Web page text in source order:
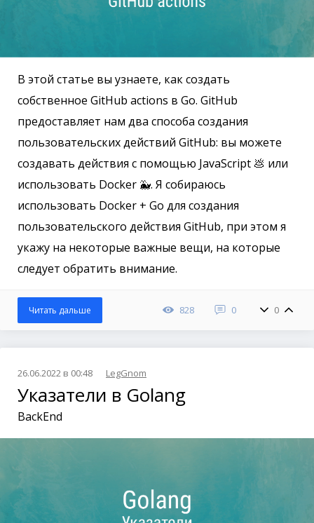
В этой статье вы узнаете, как создать
собственное GitHub actions в Go. GitHub
предоставляет нам два способа создания
пользовательских действий GitHub: вы можете
создавать действия с помощью JavaScript 💩 или
использовать Docker 🐳. Я собираюсь
использовать Docker + Go для создания
пользовательского действия GitHub, при этом я
укажу на некоторые важные вещи, на которые
следует обратить внимание.
828 0 0
Читать дальше
26.06.2022 в 00:48 LegGnom
Указатели в Golang
BackEnd